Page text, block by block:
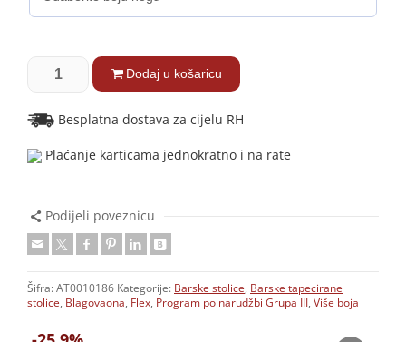
Dodaj u košaricu
Besplatna dostava za cijelu RH
Plaćanje karticama jednokratno i na rate
Podijeli poveznicu
Šifra: AT0010186 Kategorije: Barske stolice, Barske tapecirane
stolice, Blagovaona, Flex, Program po narudžbi Grupa III, Više boja